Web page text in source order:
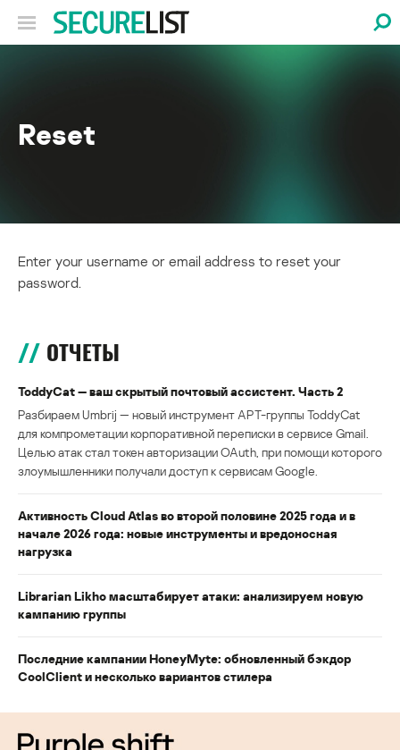
Reset
Enter your username or email address to reset your
password.
ОТЧЕТЫ
ToddyCat — ваш скрытый почтовый ассистент. Часть 2
Разбираем Umbrij — новый инструмент APT-группы ToddyCat
для компрометации корпоративной переписки в сервисе Gmail.
Целью атак стал токен авторизации OAuth, при помощи которого
злоумышленники получали доступ к сервисам Google.
Активность Cloud Atlas во второй половине 2025 года и в
начале 2026 года: новые инструменты и вредоносная
нагрузка
Librarian Likho масштабирует атаки: анализируем новую
кампанию группы
Последние кампании HoneyMyte: обновленный бэкдор
CoolClient и несколько вариантов стилера